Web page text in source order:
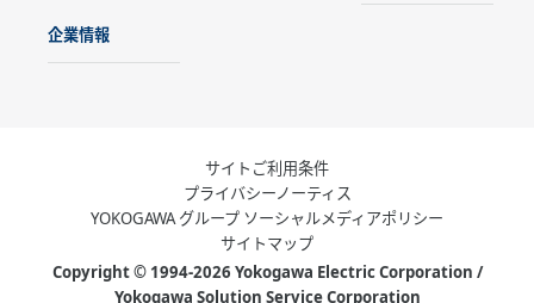
企業情報
サイトご利用条件
プライバシーノーティス
YOKOGAWA グループ ソーシャルメディアポリシー
サイトマップ
Copyright © 1994-2026 Yokogawa Electric Corporation /
Yokogawa Solution Service Corporation